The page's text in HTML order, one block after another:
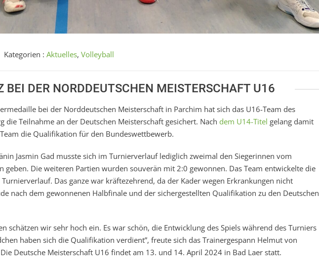
Kategorien : Aktuelles, Volleyball
BEI DER NORDDEUTSCHEN MEISTERSCHAFT U16
bei der Norddeutschen Meisterschaft in Parchim hat sich das U16-Team des
die Teilnahme an der Deutschen Meisterschaft gesichert. Nach dem U14-Titel gelang damit
die Qualifikation für den Bundeswettbewerb.
Jasmin Gad musste sich im Turnierverlauf lediglich zweimal den Siegerinnen vom
geben. Die weiteren Partien wurden souverän mit 2:0 gewonnen. Das Team entwickelte die
Das ganze war kräftezehrend, da der Kader wegen Erkrankungen nicht
nach dem gewonnenen Halbfinale und der sichergestellten Qualifikation zu den Deutschen
schätzen wir sehr hoch ein. Es war schön, die Entwicklung des Spiels während des Turniers
haben sich die Qualifikation verdient”, freute sich das Trainergespann Helmut von
Deutsche Meisterschaft U16 findet am 13. und 14. April 2024 in Bad Laer statt.